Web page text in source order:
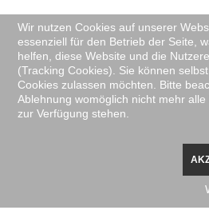
Wir nutzen Cookies auf unserer
essenziell für den Betrieb der Seite,
helfen, diese Website und die
(Tracking Cookies). Sie können
Cookies zulassen möchten. Bitte
Ablehnung womöglich nicht mehr
zur Verfügung stehen.